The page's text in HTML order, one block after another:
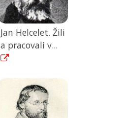
Jan Helcelet. Žili
a pracovali v...